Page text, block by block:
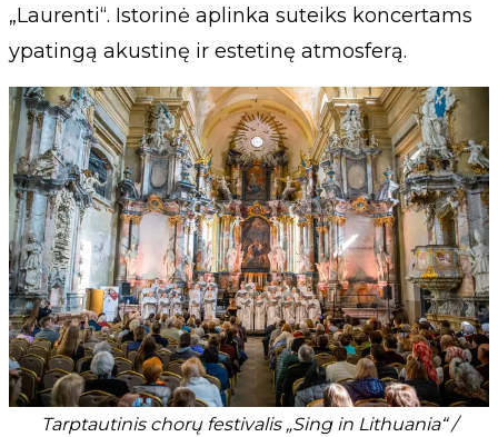
„Laurenti“. Istorinė aplinka suteiks koncertams
ypatingą akustinę ir estetinę atmosferą.
Tarptautinis chorų festivalis „Sing in Lithuania“ /